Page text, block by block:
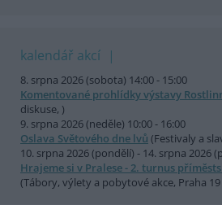
kalendář akcí
8. srpna 2026 (sobota) 14:00 - 15:00
Komentované prohlídky výstavy
diskuse, )
9. srpna 2026 (neděle) 10:00 - 16:00
Oslava Světového dne lvů (Festivaly a
10. srpna 2026 (pondělí) - 14. srpna 2026
Hrajeme si v Pralese - 2. turnus
(Tábory, výlety a pobytové akce, Praha 19